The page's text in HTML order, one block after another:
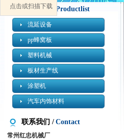
产品分类 / Productlist
流延设备
pp蜂窝板
塑料机械
板材生产线
涂塑机
汽车内饰材料
联系我们 / Contact
常州红忠机械厂
点击或扫描下载